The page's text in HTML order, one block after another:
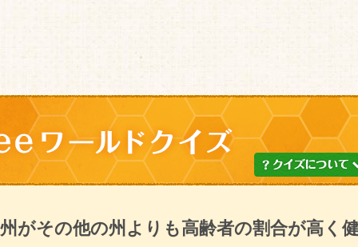
がその他の州よりも高齢者の割合が高く